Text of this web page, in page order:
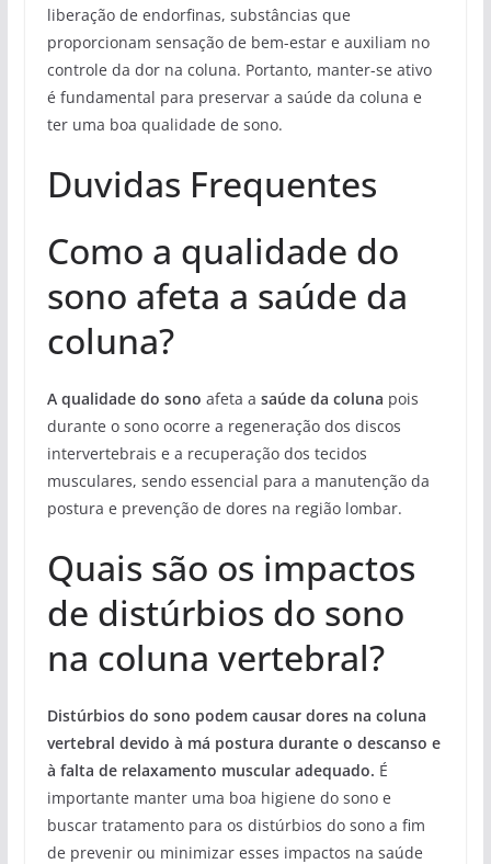
liberação de endorfinas, substâncias que
proporcionam sensação de bem-estar e auxiliam no
controle da dor na coluna. Portanto, manter-se ativo
é fundamental para preservar a saúde da coluna e
ter uma boa qualidade de sono.
Duvidas Frequentes
Como a qualidade do
sono afeta a saúde da
coluna?
A qualidade do sono afeta a saúde da coluna pois
durante o sono ocorre a regeneração dos discos
intervertebrais e a recuperação dos tecidos
musculares, sendo essencial para a manutenção da
postura e prevenção de dores na região lombar.
Quais são os impactos
de distúrbios do sono
na coluna vertebral?
Distúrbios do sono podem causar dores na coluna
vertebral devido à má postura durante o descanso e
à falta de relaxamento muscular adequado. É
importante manter uma boa higiene do sono e
buscar tratamento para os distúrbios do sono a fim
de prevenir ou minimizar esses impactos na saúde